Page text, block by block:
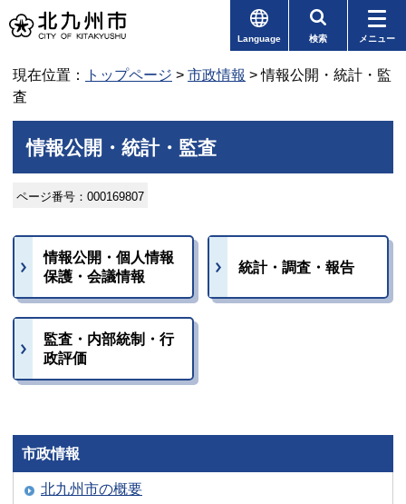
Language 検索 メニュー
現在位置： トップページ > 市政情報 > 情報公開・統計・監
査
情報公開・統計・監査
ページ番号：000169807
情報公開・個人情報
保護・会議情報
統計・調査・報告
監査・内部統制・行
政評価
市政情報
北九州市の概要